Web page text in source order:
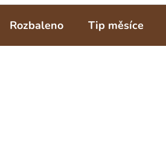
Rozbaleno Tip měsíce